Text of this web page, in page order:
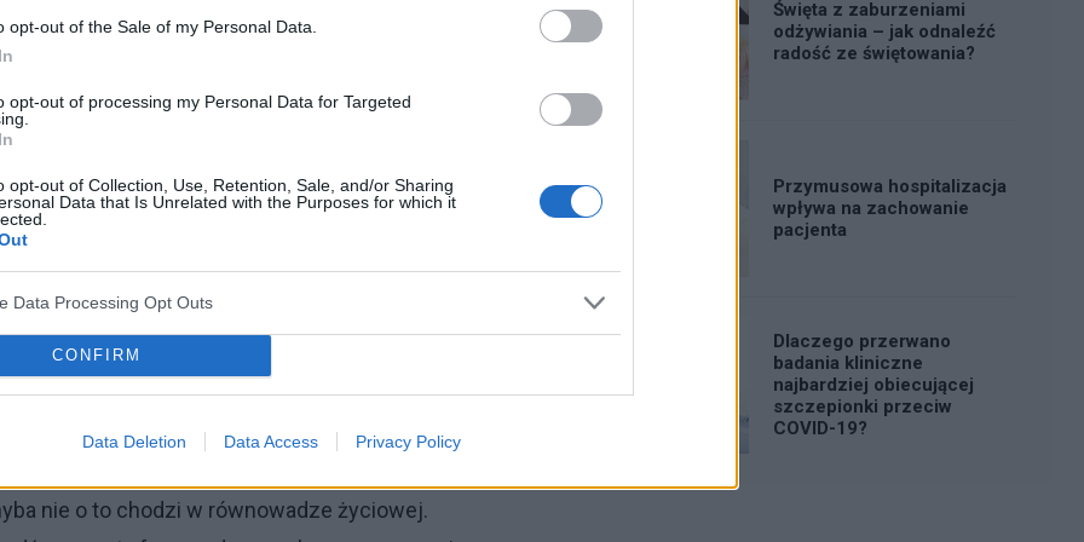
opt-out of the Sale of my Personal Data.
opt-out of processing my Personal Data for Targeted
opt-out of Collection, Use, Retention, Sale, and/or Sharing
Data that Is Unrelated with the Purposes for which it
Data Processing Opt Outs
CONFIRM
Data Deletion Data Access Privacy Policy
najwięcej, czy „work-life fit”, co ma oznaczać
kolejnym z nich. Wszystkie te trendy są
rzut oka nie nazwiemy ich wartościowymi.
że mają w sobie coś ciekawego i
nieprzejmowanie się pracą, mniej
za daleko? Chodziło przecież o
po pracy, niepozostawanie w niej przez
Z drugiej strony cały czas praca powinna być
dzięki temu unikamy wypalenia zawodowego.
taka ignorująca postawa wobec wykonywanych
zauważona przez zwierzchników, ale także
z awansu, zamkniemy sobie drzwi
nie o to chodzi w równowadze życiowej.
Święta z zaburzeniami
odżywiania – jak odnaleźć
radość ze świętowania?
Przymusowa hospitalizacja
wpływa na zachowanie
pacjenta
Dlaczego przerwano
badania kliniczne
najbardziej obiecującej
szczepionki przeciw
COVID-19?